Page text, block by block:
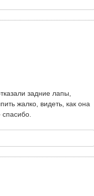
задние лапы,
жалко, видеть, как она